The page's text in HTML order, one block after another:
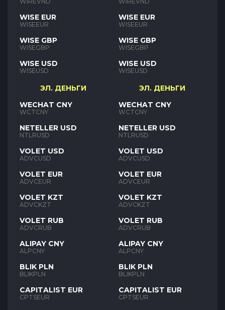
WISE EUR
WISEEUR
WISE GBP
WISEGBP
WISE USD
WISEUSD
ЭЛ. ДЕНЬГИ
WECHAT CNY
WCTCNY
NETELLER USD
NTLRUSD
VOLET USD
ADVCUSD
VOLET EUR
ADVCEUR
VOLET KZT
ADVCKZT
VOLET RUB
ADVCRUB
ALIPAY CNY
ALPCNY
BLIK PLN
BLIKPLN
CAPITALIST EUR
CPTSEUR
WISE EUR
WISEEUR
WISE GBP
WISEGBP
WISE USD
WISEUSD
ЭЛ. ДЕНЬГИ
WECHAT CNY
WCTCNY
NETELLER USD
NTLRUSD
VOLET USD
ADVCUSD
VOLET EUR
ADVCEUR
VOLET KZT
ADVCKZT
VOLET RUB
ADVCRUB
ALIPAY CNY
ALPCNY
BLIK PLN
BLIKPLN
CAPITALIST EUR
CPTSEUR